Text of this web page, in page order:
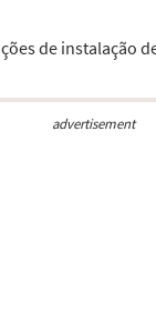
de instalação
advertisement